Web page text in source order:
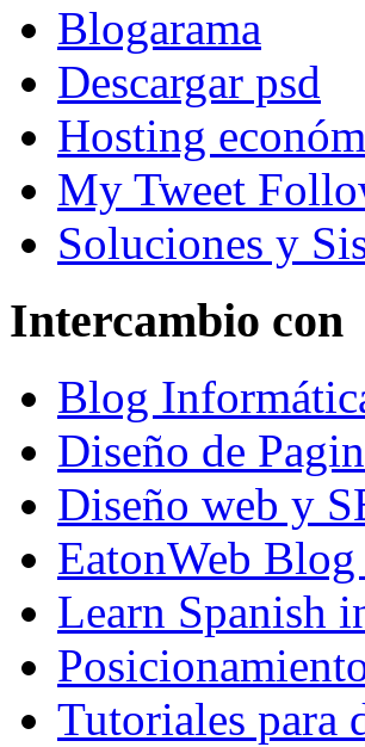
Blogarama
Descargar psd
Hosting
My Tweet
Soluciones y
Intercambio con
Blog
Diseño de
Diseño web y
EatonWeb
Learn Spanish
Tutoriales para